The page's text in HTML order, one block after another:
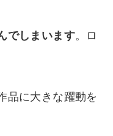
でしまいます。ロ
品に大きな躍動を